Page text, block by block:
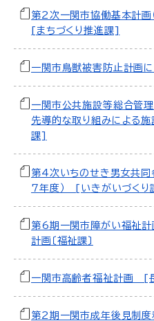
第2次一関市協働基本計
[まちづくり推進課]
一関市鳥獣被害防止計画
一関市公共施設等総合管
先導的な取り組みによる
課]
第4次いちのせき男女共同
7年度） [いきがいづくり
第6期一関市障がい福祉計
計画〔福祉課〕
一関市高齢者福祉計画 [
第2期一関市成年後見制